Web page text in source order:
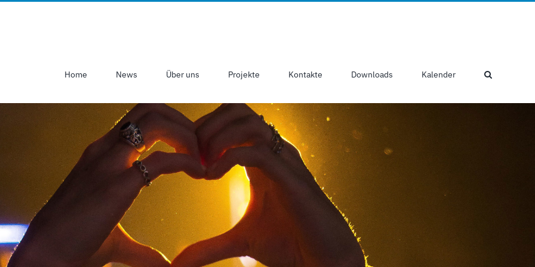
Home News Über uns Projekte Kontakte Downloads Kalender